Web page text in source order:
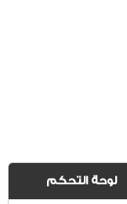
لوحة التحكم